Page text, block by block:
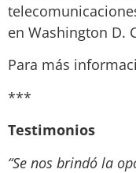
en Washington D.
Para más
***
Testimonios
“Se nos brindó la